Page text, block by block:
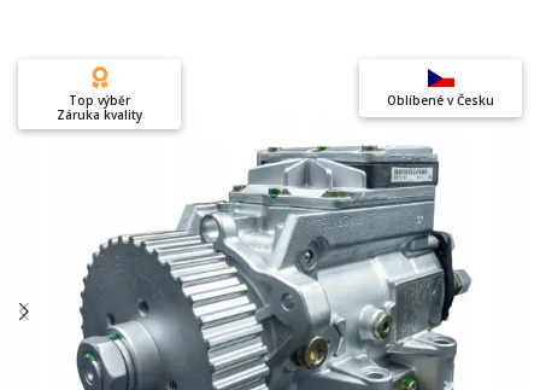
Oblíbené v Česku
Top výběr
Záruka kvality